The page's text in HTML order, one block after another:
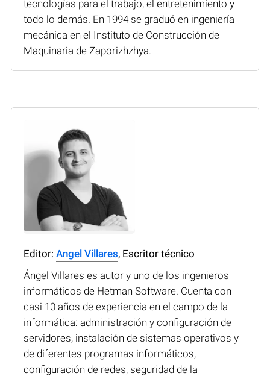
tecnologías para el trabajo, el entretenimiento y
todo lo demás. En 1994 se graduó en ingeniería
mecánica en el Instituto de Construcción de
Maquinaria de Zaporizhzhya.
Editor: Angel Villares, Escritor técnico
Ángel Villares es autor y uno de los ingenieros
informáticos de Hetman Software. Cuenta con
casi 10 años de experiencia en el campo de la
informática: administración y configuración de
servidores, instalación de sistemas operativos y
de diferentes programas informáticos,
configuración de redes, seguridad de la